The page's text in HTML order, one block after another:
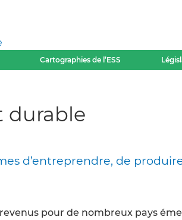
Cartographies de l’ESS
durable
d’entreprendre, de
pour de nombreux pays